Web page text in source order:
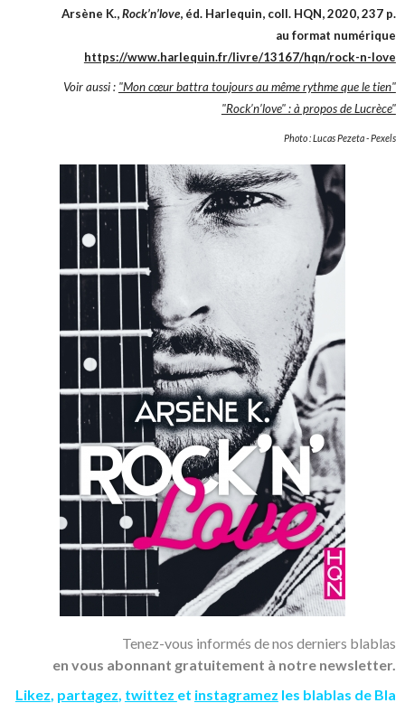
Arsène K.,Rock’n’love, éd. Harlequin, coll. HQN, 2020, 237 p.
au format numérique
https://www.harlequin.fr/livre/13167/hqn/rock-n-love
Voir aussi : "Mon cœur battra toujours au même rythme que le tien"
"Rock’n’love" : à propos de Lucrèce"
Photo : Lucas Pezeta - Pexels
Tenez-vous informés de nos derniers blablas
en vous abonnant gratuitement à notre newsletter.
Likez partagez twittez et instagramez les blablas de Bla